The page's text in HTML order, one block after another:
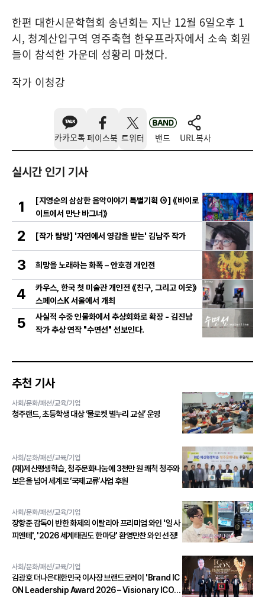
한편 대한시문학협회 송년회는 지난 12월 6일오후 1
시, 청계산입구역 영주축협 한우프라자에서 소속 회원
들이 참석한 가운데 성황리 마쳤다.
작가 이청강
카카오톡 페이스북 트위터 밴드 URL복사
실시간 인기 기사
1
[지영순의 삼삼한 음악이야기 특별기획 ④] 《바이로
이트에서 만난 바그너》
2 [작가 탐방] '자연에서 영감을 받는' 김남주 작가
3 희망을 노래하는 화폭 – 안호경 개인전
4
카우스, 한국 첫 미술관 개인전 《친구, 그리고 이웃》
스페이스K 서울에서 개최
5
사실적 수중 인물화에서 추상회화로 확장 - 김진남
작가 추상 연작 "수면선" 선보인다.
추천 기사
사회/문화/패션/교육/기업
청주랜드, 초등학생 대상 ‘물로켓 별누리 교실’ 운영
사회/문화/패션/교육/기업
(재)제산평생학습, 청주문화나눔에 3천만 원 쾌척 청주와
보은을 넘어 세계로 ‘국제교류’사업 후원
사회/문화/패션/교육/기업
장항준 감독이 반한 화제의 이탈리아 프리미엄 와인 '일 사
피엔테', '2026 세계태권도 한마당' 환영만찬 와인 선정!
사회/문화/패션/교육/기업
김광호 더나은대한민국 이사장 브랜드로레이 'Brand IC
ON Leadership Award 2026 – Visionary ICON'